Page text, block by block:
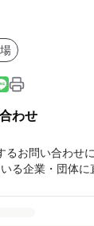
わせ
るお問い合わせ
る企業・団体に